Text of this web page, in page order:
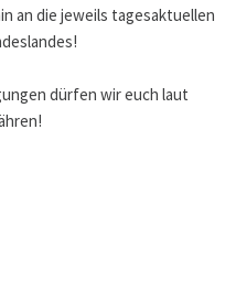
an die jeweils tagesaktuellen
dürfen wir euch laut